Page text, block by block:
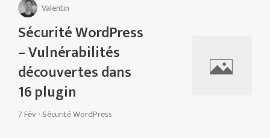
Valentin
Sécurité WordPress
– Vulnérabilités
découvertes dans
16 plugin
7 Fév · Sécurité WordPress